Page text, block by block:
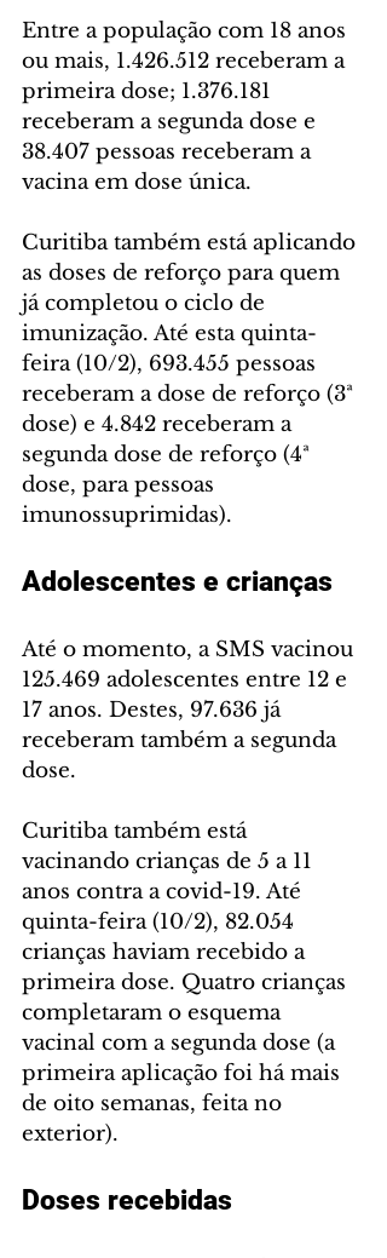
Entre a população com 18 anos
ou mais, 1.426.512 receberam a
primeira dose; 1.376.181
receberam a segunda dose e
38.407 pessoas receberam a
vacina em dose única.
Curitiba também está aplicando
as doses de reforço para quem
já completou o ciclo de
imunização. Até esta quinta-
feira (10/2), 693.455 pessoas
receberam a dose de reforço (3ª
dose) e 4.842 receberam a
segunda dose de reforço (4ª
dose, para pessoas
imunossuprimidas).
Adolescentes e crianças
Até o momento, a SMS vacinou
125.469 adolescentes entre 12 e
17 anos. Destes, 97.636 já
receberam também a segunda
dose.
Curitiba também está
vacinando crianças de 5 a 11
anos contra a covid-19. Até
quinta-feira (10/2), 82.054
crianças haviam recebido a
primeira dose. Quatro crianças
completaram o esquema
vacinal com a segunda dose (a
primeira aplicação foi há mais
de oito semanas, feita no
exterior).
Doses recebidas